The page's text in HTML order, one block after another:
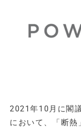
2021年10月に閣
において、「断熱